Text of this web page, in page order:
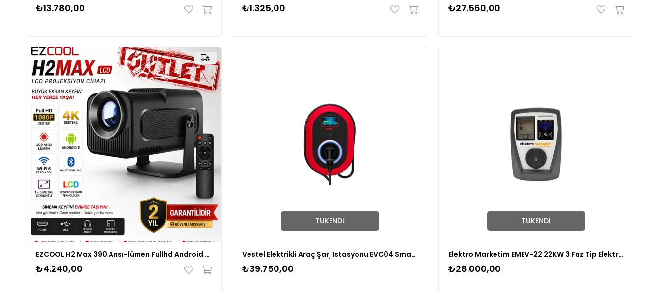
₺13.780,00 ₺1.325,00 ₺27.560,00
EZCOOL H2 Max 390 Ansı-lümen Fullhd Android 11 Akıllı Projeksiyon Cihazı
₺4.240,00
TÜKENDI
Vestel Elektrikli Araç Şarj Istasyonu EVC04 Smart 22KW Kablolu
₺39.750,00
TÜKENDI
Elektro Marketim EMEV-22 22KW 3 Faz Tip Elektrikli Kablolu Araç Şarj Istasyonu
₺28.000,00